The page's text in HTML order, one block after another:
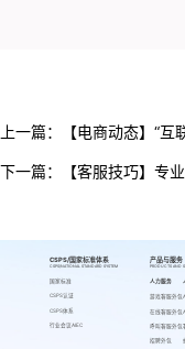
上一篇： 【电商动态】“
下一篇： 【客服技巧】专
CSPS/国家标准体系
CSPS/NATIONAL STANDARD SYSTEM
国家标准
CSPS认证
CSPS体系
行业会议AIEC
产品与服务
PRODUCTS AND
人力服务
游戏客服外包
在线客服外包
呼叫客服外包
招聘外包